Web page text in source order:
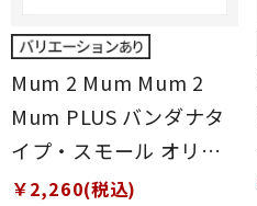
Mum 2 Mum Mum 2
Mum PLUS バンダナタ
イプ・スモール オリー
ブ
￥2,260(税込)